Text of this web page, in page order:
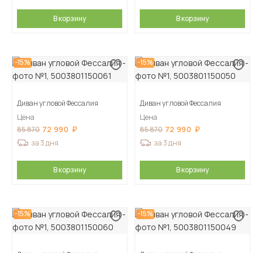
В корзину В корзину
-15%
Диван угловой Фессалия
Цена
85 870 72 990
за 3 дня
В корзину
-15%
Диван угловой Фессалия
Цена
85 870 72 990
за 3 дня
В корзину
-15% -15%